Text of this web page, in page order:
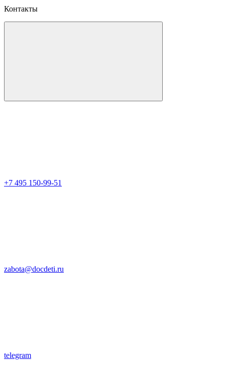
Контакты
+7 495 150-99-51
zabota@docdeti.ru
telegram